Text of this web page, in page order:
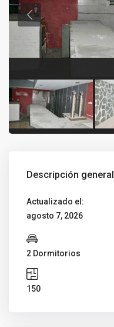
Descripción general
Actualizado el:
agosto 7, 2026
2 Dormitorios
150